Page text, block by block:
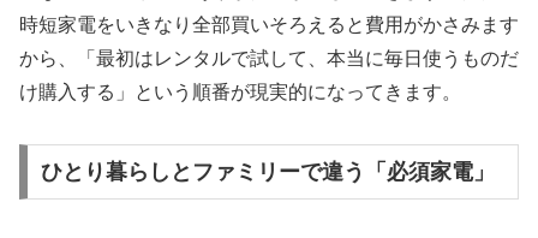
時短家電をいきなり全部買いそろえると費用がかさみます
から、「最初はレンタルで試して、本当に毎日使うものだ
け購入する」という順番が現実的になってきます。
ひとり暮らしとファミリーで違う「必須家電」